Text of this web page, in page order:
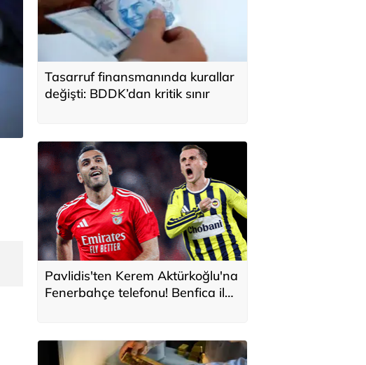
Tasarruf finansmanında kurallar
değişti: BDDK’dan kritik sınır
Pavlidis'ten Kerem Aktürkoğlu'na
Fenerbahçe telefonu! Benfica ile